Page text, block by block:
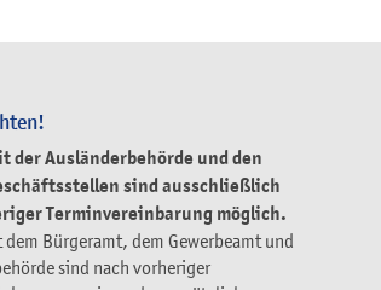
der Ausländerbehörde und den
sind ausschließlich
Terminvereinbarung möglich.
Bürgeramt, dem Gewerbeamt und
sind nach vorheriger